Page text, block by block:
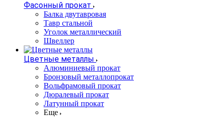
Фасонный прокат
Балка двутавровая
Тавр стальной
Уголок металлический
Швеллер
Цветные металлы
Алюминиевый прокат
Бронзовый металлопрокат
Вольфрамовый прокат
Дюралевый прокат
Латунный прокат
Еще